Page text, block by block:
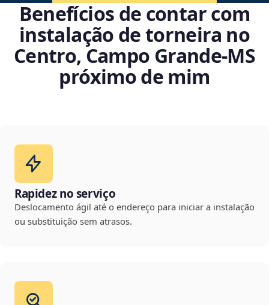
Benefícios de contar com
instalação de torneira no
Centro, Campo Grande‑MS
próximo de mim
Rapidez no serviço
Deslocamento ágil até o endereço para iniciar a instalação
ou substituição sem atrasos.